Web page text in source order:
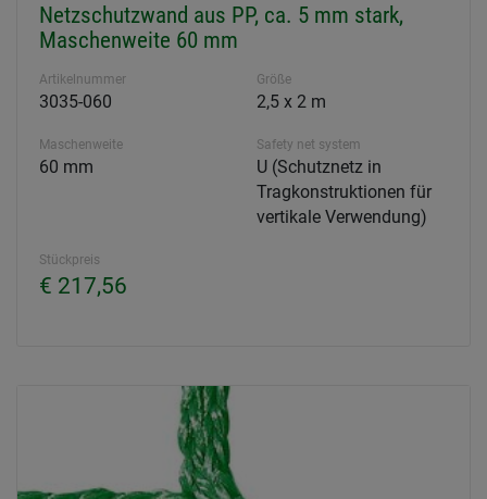
Netzschutzwand aus PP, ca. 5 mm stark,
Maschenweite 60 mm
Artikelnummer
3035-060
Größe
2,5 x 2 m
Maschenweite
60 mm
Safety net system
U (Schutznetz in
Tragkonstruktionen für
vertikale Verwendung)
Stückpreis
€ 217,56